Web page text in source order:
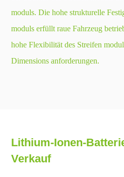
moduls. Die hohe strukturelle
moduls erfüllt raue Fahrzeug
hohe Flexibilität des Streifen
Dimensions anforderungen.
Lithium-Ionen-
Verkauf